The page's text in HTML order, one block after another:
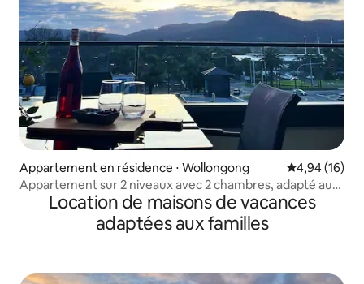
Appartement en résidence ⋅ Wollongong Évaluation
4,94 (16)
Appartement sur 2 niveaux avec 2 chambres, adapté aux
chiensLocation de maisons de vacances
adaptées aux familles